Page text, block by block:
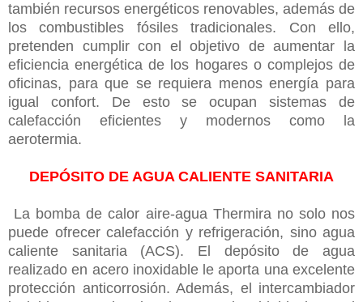
también recursos energéticos renovables, además de
los combustibles fósiles tradicionales. Con ello,
pretenden cumplir con el objetivo de aumentar la
eficiencia energética de los hogares o complejos de
oficinas, para que se requiera menos energía para
igual confort. De esto se ocupan sistemas de
calefacción eficientes y modernos como la
aerotermia.
DEPÓSITO DE AGUA CALIENTE SANITARIA
La bomba de calor aire-agua Thermira no solo nos
puede ofrecer calefacción y refrigeración, sino agua
caliente sanitaria (ACS). El depósito de agua
realizado en acero inoxidable le aporta una excelente
protección anticorrosión. Además, el intercambiador